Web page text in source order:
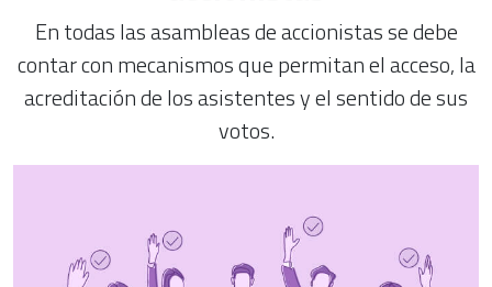
En todas las asambleas de accionistas se debe
contar con mecanismos que permitan el acceso, la
acreditación de los asistentes y el sentido de sus
votos.